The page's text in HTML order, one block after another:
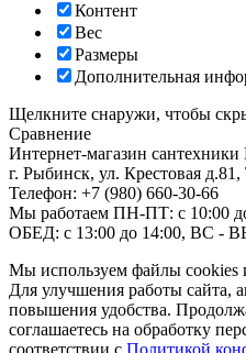
Контент
Вес
Размеры
Дополнительная
Щелкните снаружи, чтобы
Сравнение
Интернет-магазин сантехники
г. Рыбинск, ул. Крестовая
Телефон: +7 (980) 660-30-66
Мы работаем ПН-ПТ: с 10:00
ОБЕД: с 13:00 до 14:00, ВС
Мы используем файлы cookies
Для улучшения работы сайта,
повышения удобства.
соглашаетесь на обработку